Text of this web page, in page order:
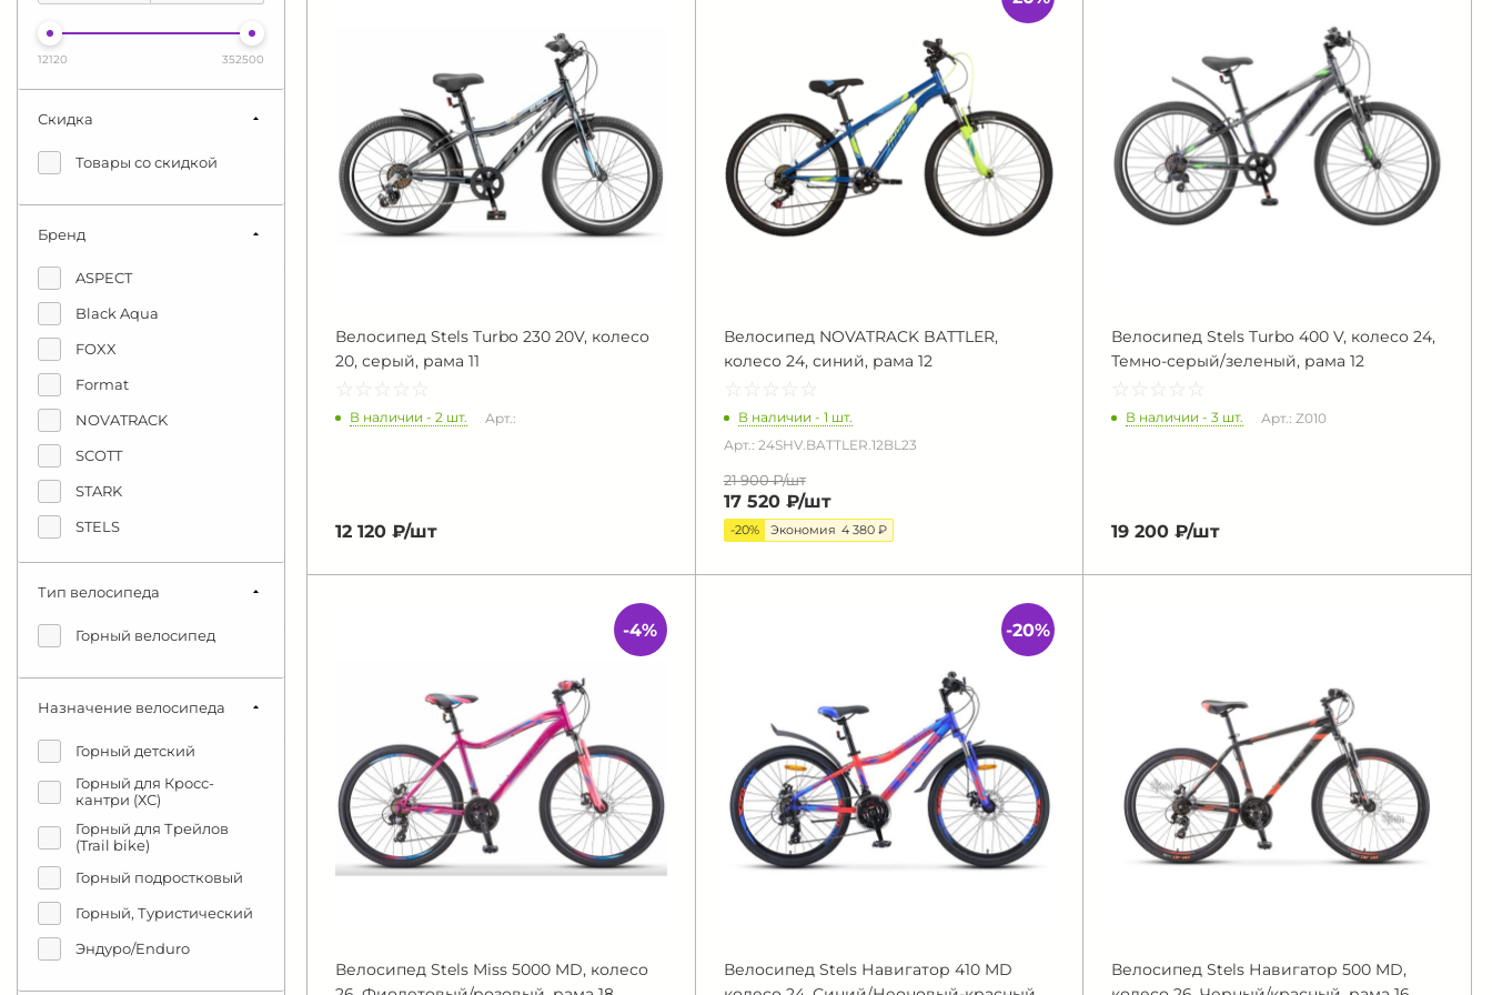
Велосипед Stels Turbo 230 20V, колесо
20, серый, рама 11
☆ ☆ ☆ ☆ ☆
★ ★ ★ ★ ★
В наличии - 2 шт. Арт.:
12 120 ₽/шт
Велосипед NOVATRACK BATTLER,
колесо 24, синий, рама 12
☆ ☆ ☆ ☆ ☆
★ ★ ★ ★ ★
В наличии - 1 шт.
Арт.: 24SHV.BATTLER.12BL23
21 900 ₽/шт
17 520 ₽/шт
-20% Экономия 4 380 ₽
Велосипед Stels Turbo 400 V, колесо 24,
Темно-серый/зеленый, рама 12
☆ ☆ ☆ ☆ ☆
★ ★ ★ ★ ★
В наличии - 3 шт. Арт.: Z010
19 200 ₽/шт
Велосипед Stels Miss 5000 MD, колесо
-4%
Велосипед Stels Навигатор 410 MD
-20%
Велосипед Stels Навигатор 500 MD,
12120 352500
Скидка
Товары со скидкой
Бренд
ASPECT
Black Aqua
FOXX
Format
NOVATRACK
SCOTT
STARK
STELS
STINGER
Titan Racing
WELT
Тип велосипеда
Горный велосипед
Назначение велосипеда
Горный детский
Горный для Кросс-
кантри (ХС)
Горный для Трейлов
(Trail bike)
Горный подростковый
Горный, Туристический
Эндуро/Enduro